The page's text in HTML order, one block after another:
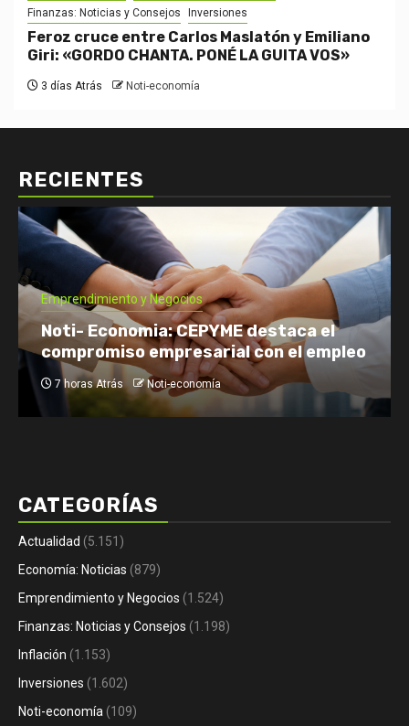
Finanzas: Noticias y Consejos
Inversiones
Feroz cruce entre Carlos Maslatón y Emiliano
Giri: «GORDO CHANTA. PONÉ LA GUITA VOS»
3 días Atrás Noti-economía
RECIENTES
Economía: Noticias Emprendimiento y Negocios
Finanzas: Noticias y Consejos Inversiones
Tomás Rebord EN VIVO: dónde verlo, a
qué hora y por qué es tendencia
1 día Atrás Noti-economía
CATEGORÍAS
Actualidad (5.151)
Economía: Noticias (879)
Emprendimiento y Negocios (1.524)
Finanzas: Noticias y Consejos (1.198)
Inflación (1.153)
Inversiones (1.602)
Noti-economía (109)